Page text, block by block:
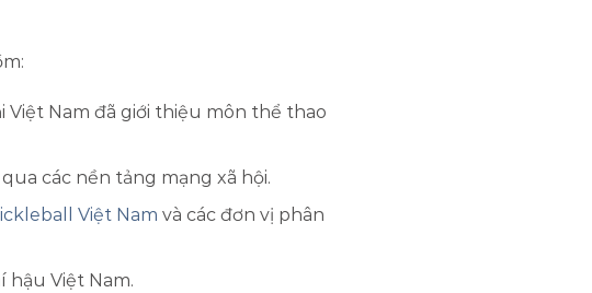
Nam đã giới thiệu môn thể thao
các nền tảng mạng xã hội.
Việt Nam và các đơn vị phân
hậu Việt Nam.